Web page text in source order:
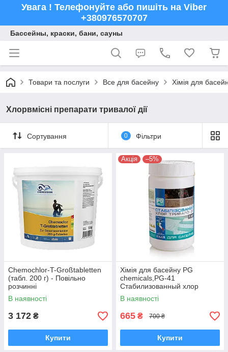
Увага ! Телефонуйте або пишіть на Viber
+380976570707
Бассейны, краски, бани, сауны
Товари та послуги Все для басейну Хімія для
Хлорвмісні препарати тривалої дії
Сортування 0 Фільтри
Chemochlor-T-Großtabletten
(табл. 200 г) - Повільно
розчинні
висококонцентровані великі
таблетки 5 кг
В наявності
3 172 ₴
Купити
Акція –5%
Хімія для басейну PG
chemicals,PG-41
Стабилизованный хлор
тривалої дії 90%, 1 кг
В наявності
665 ₴ 700 ₴
Купити